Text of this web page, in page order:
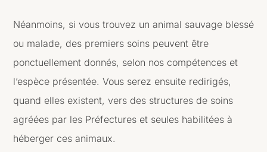
Néanmoins, si vous trouvez un animal sauvage blessé
ou malade, des premiers soins peuvent être
ponctuellement donnés, selon nos compétences et
l’espèce présentée. Vous serez ensuite redirigés,
quand elles existent, vers des structures de soins
agréées par les Préfectures et seules habilitées à
héberger ces animaux.